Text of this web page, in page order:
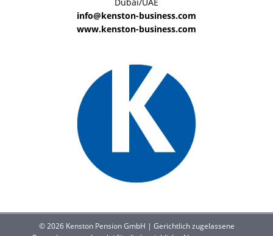
info@kenston-business.com
www.kenston-business.com
© 2026 Kenston Pension GmbH | Gerichtlich zugelassene